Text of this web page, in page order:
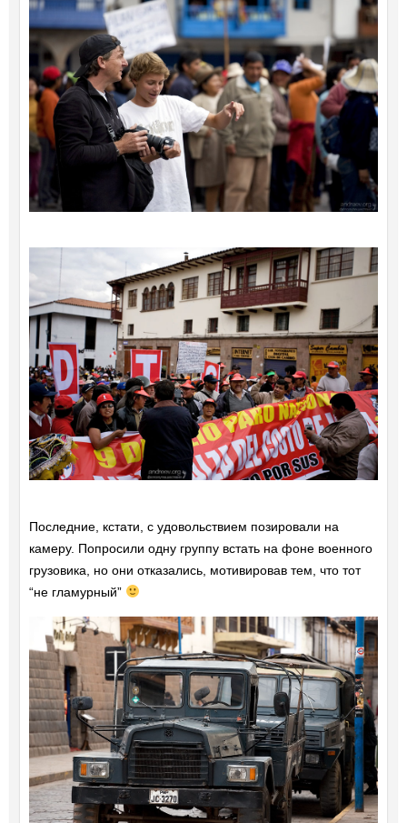
Последние, кстати, с удовольствием позировали на
камеру. Попросили одну группу встать на фоне военного
грузовика, но они отказались, мотивировав тем, что тот
“не гламурный”